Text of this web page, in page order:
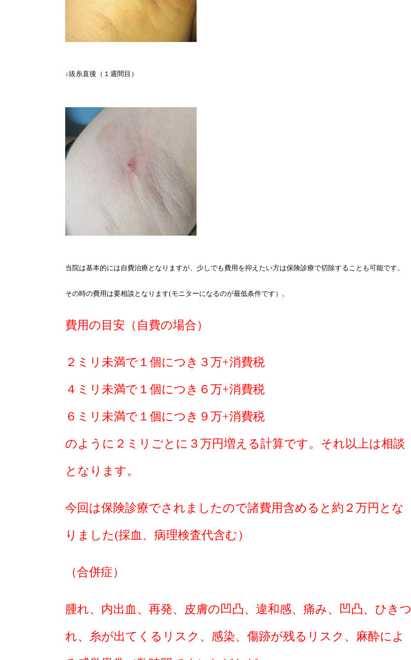
↓抜糸直後（１週間目）
当院は基本的には自費治療となりますが、少しでも費用を抑えたい方は保険診療で切除することも可能です。
その時の費用は要相談となります(モニターになるのが最低条件です）。
費用の目安（自費の場合）
２ミリ未満で１個につき３万+消費税
４ミリ未満で１個につき６万+消費税
６ミリ未満で１個につき９万+消費税
のように２ミリごとに３万円増える計算です。それ以上は相談
となります。
今回は保険診療でされましたので諸費用含めると約２万円とな
りました(採血、病理検査代含む）
（合併症）
腫れ、内出血、再発、皮膚の凹凸、違和感、痛み、凹凸、ひきつ
れ、糸が出てくるリスク、感染、傷跡が残るリスク、麻酔によ